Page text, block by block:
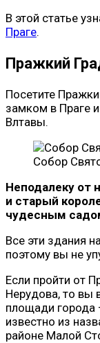
В этой статье
Праге.
Пражкий
Посетите
замком в Праге
Влтавы.
Собор
Неподалеку от
и старый
чудесным
Все эти здания
поэтому вы не
Если пройти от
Нерудова, то вы
площади города
известно из
районе Малой